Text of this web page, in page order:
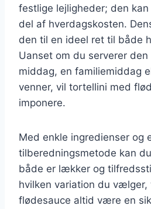
festlige lejligheder; den
del af hverdagskosten.
den til en ideel ret til både
Uanset om du serverer
middag, en familiemiddag
venner, vil tortellini med
imponere.
Med enkle ingredienser og
tilberedningsmetode kan
både er lækker og
hvilken variation du vælger,
flødesauce altid være en